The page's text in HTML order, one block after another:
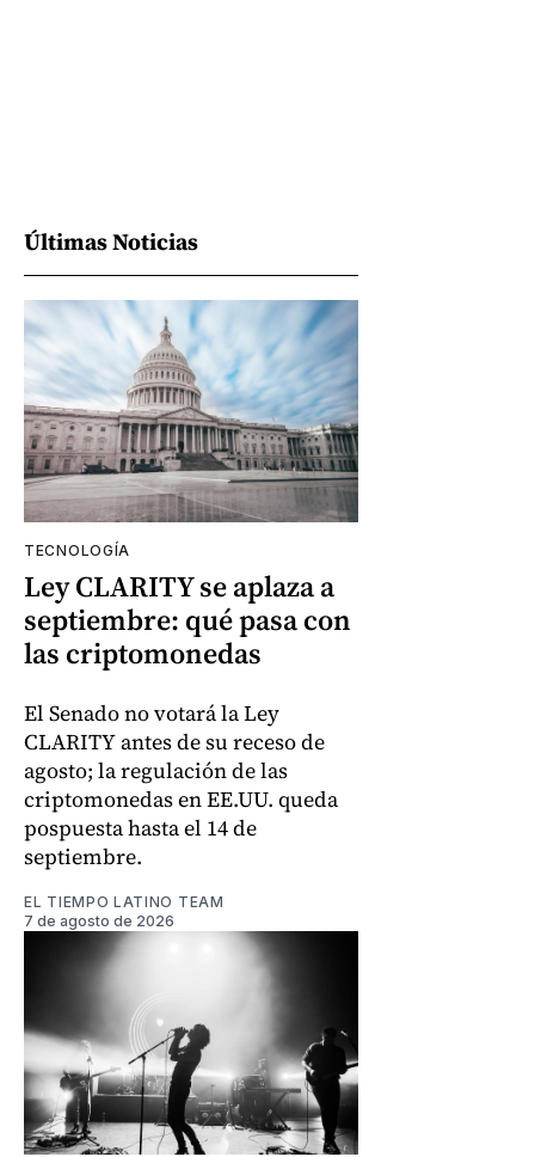
Últimas Noticias
TECNOLOGÍA
Ley CLARITY se aplaza a
septiembre: qué pasa con
las criptomonedas
El Senado no votará la Ley
CLARITY antes de su receso de
agosto; la regulación de las
criptomonedas en EE.UU. queda
pospuesta hasta el 14 de
septiembre.
EL TIEMPO LATINO TEAM
7 de agosto de 2026